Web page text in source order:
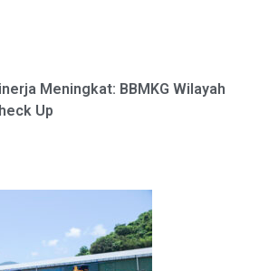
Meningkat: BBMKG Wilayah
Up